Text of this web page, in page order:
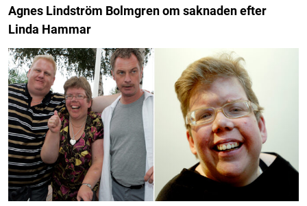
Agnes Lindström Bolmgren om saknaden efter
Linda Hammar